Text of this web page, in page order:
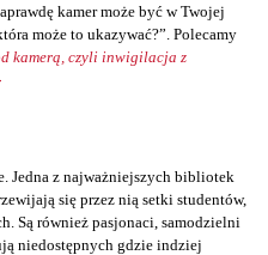
kamer może być w Twojej
może to ukazywać?”. Polecamy
kamerą, czyli inwigilacja z
Jedna z najważniejszych bibliotek
się przez nią setki studentów,
Są również pasjonaci, samodzielni
niedostępnych gdzie indziej